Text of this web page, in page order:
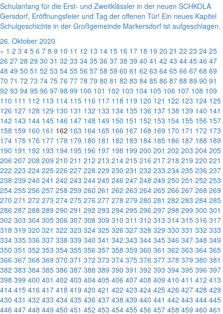
Schulanfang für die Erst- und Zweitklässler in der neuen SCHKOLA
Gersdorf, Eröffnungsfeier und Tag der offenen Tür! Ein neues Kapitel
Schulgeschichte in der Großgemeinde Markersdorf ist aufgeschlagen.
26. Oktober 2020
« 1 2 3 4 5 6 7 8 9 10 11 12 13 14 15 16 17 18 19 20 21 22 23 24 25
26 27 28 29 30 31 32 33 34 35 36 37 38 39 40 41 42 43 44 45 46 47
48 49 50 51 52 53 54 55 56 57 58 59 60 61 62 63 64 65 66 67 68 69
70 71 72 73 74 75 76 77 78 79 80 81 82 83 84 85 86 87 88 89 90 91
92 93 94 95 96 97 98 99 100 101 102 103 104 105 106 107 108 109
110 111 112 113 114 115 116 117 118 119 120 121 122 123 124 125
126 127 128 129 130 131 132 133 134 135 136 137 138 139 140 141
142 143 144 145 146 147 148 149 150 151 152 153 154 155 156 157
158 159 160 161 162 163 164 165 166 167 168 169 170 171 172 173
174 175 176 177 178 179 180 181 182 183 184 185 186 187 188 189
190 191 192 193 194 195 196 197 198 199 200 201 202 203 204 205
206 207 208 209 210 211 212 213 214 215 216 217 218 219 220 221
222 223 224 225 226 227 228 229 230 231 232 233 234 235 236 237
238 239 240 241 242 243 244 245 246 247 248 249 250 251 252 253
254 255 256 257 258 259 260 261 262 263 264 265 266 267 268 269
270 271 272 273 274 275 276 277 278 279 280 281 282 283 284 285
286 287 288 289 290 291 292 293 294 295 296 297 298 299 300 301
302 303 304 305 306 307 308 309 310 311 312 313 314 315 316 317
318 319 320 321 322 323 324 325 326 327 328 329 330 331 332 333
334 335 336 337 338 339 340 341 342 343 344 345 346 347 348 349
350 351 352 353 354 355 356 357 358 359 360 361 362 363 364 365
366 367 368 369 370 371 372 373 374 375 376 377 378 379 380 381
382 383 384 385 386 387 388 389 390 391 392 393 394 395 396 397
398 399 400 401 402 403 404 405 406 407 408 409 410 411 412 413
414 415 416 417 418 419 420 421 422 423 424 425 426 427 428 429
430 431 432 433 434 435 436 437 438 439 440 441 442 443 444 445
446 447 448 449 450 451 452 453 454 455 456 457 458 459 460 461